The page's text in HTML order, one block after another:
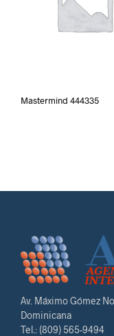
Mastermind 444335
Av. Máximo Gómez
Dominicana
Tel.: (809) 565-9494